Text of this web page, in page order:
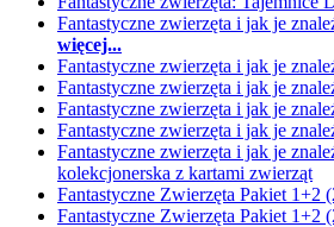
Fantastyczne zwierzęta i jak je
więcej...
Fantastyczne zwierzęta i jak je
Fantastyczne zwierzęta i jak je
Fantastyczne zwierzęta i jak je
Fantastyczne zwierzęta i jak je
Fantastyczne zwierzęta i jak je
kolekcjonerska z kartami zwierząt
Fantastyczne Zwierzęta Pakiet 1+2
Fantastyczne Zwierzęta Pakiet 1+2